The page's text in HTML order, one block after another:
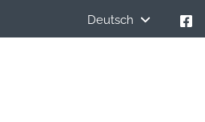
Deutsch